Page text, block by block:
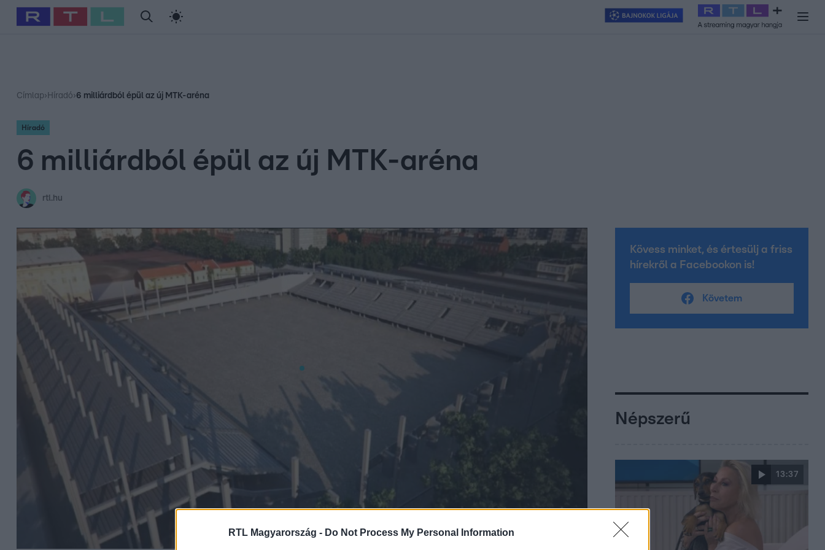
RTL Magyarország - Do Not Process My Personal Information
Babits Marcella Szellő István Most Wanted Exek csatája 2026 Celeb vagyok, ments ki innen
Címlap› Híradó›6 milliárdból épül az új MTK-aréna
Híradó
6 milliárdból épül az új MTK-aréna
rtl.hu
Kövess minket, és értesülj a friss
hírekről a Facebookon is!
Követem
Népszerű
13:37